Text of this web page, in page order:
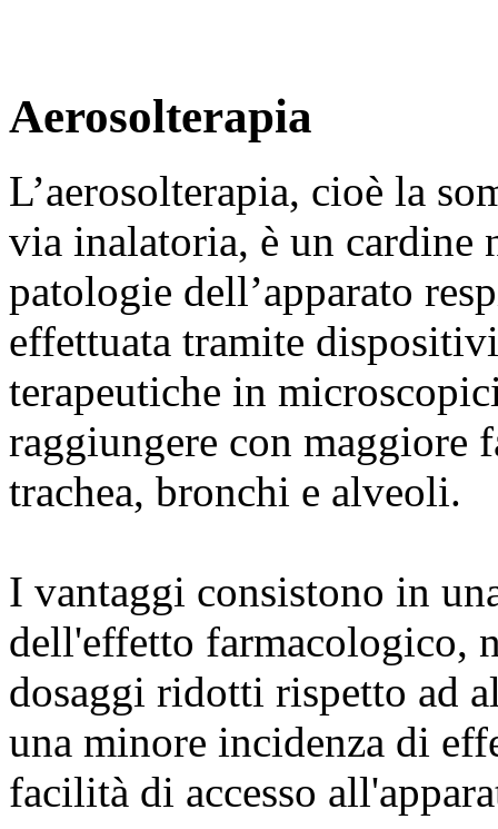
Aerosolterapia
L’aerosolterapia, cioè la
via inalatoria, è un cardine
patologie dell’apparato
effettuata tramite
terapeutiche in
raggiungere con maggiore
trachea, bronchi e alveoli.
I vantaggi consistono in
dell'effetto farmacologico,
dosaggi ridotti rispetto ad
una minore incidenza di
facilità di accesso